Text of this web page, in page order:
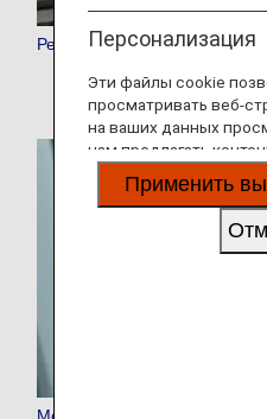
Регистрация
Мое бронирование
Персонализация
Эти файлы cookie
просматривать веб-
на ваших данных
нам предлагать
соответствует вашим
виде веб-сайтов,
Применить